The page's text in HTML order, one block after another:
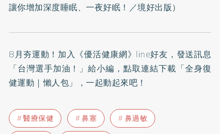
讓你增加深度睡眠、一夜好眠！ ／境好出版）
8月夯運動！加入 《優活健康網》line好友 ，發送訊息
「台灣選手加油！」給小編，點取連結下載「全身復
健運動｜懶人包」，一起動起來吧！
醫療保健 鼻塞
鼻過敏